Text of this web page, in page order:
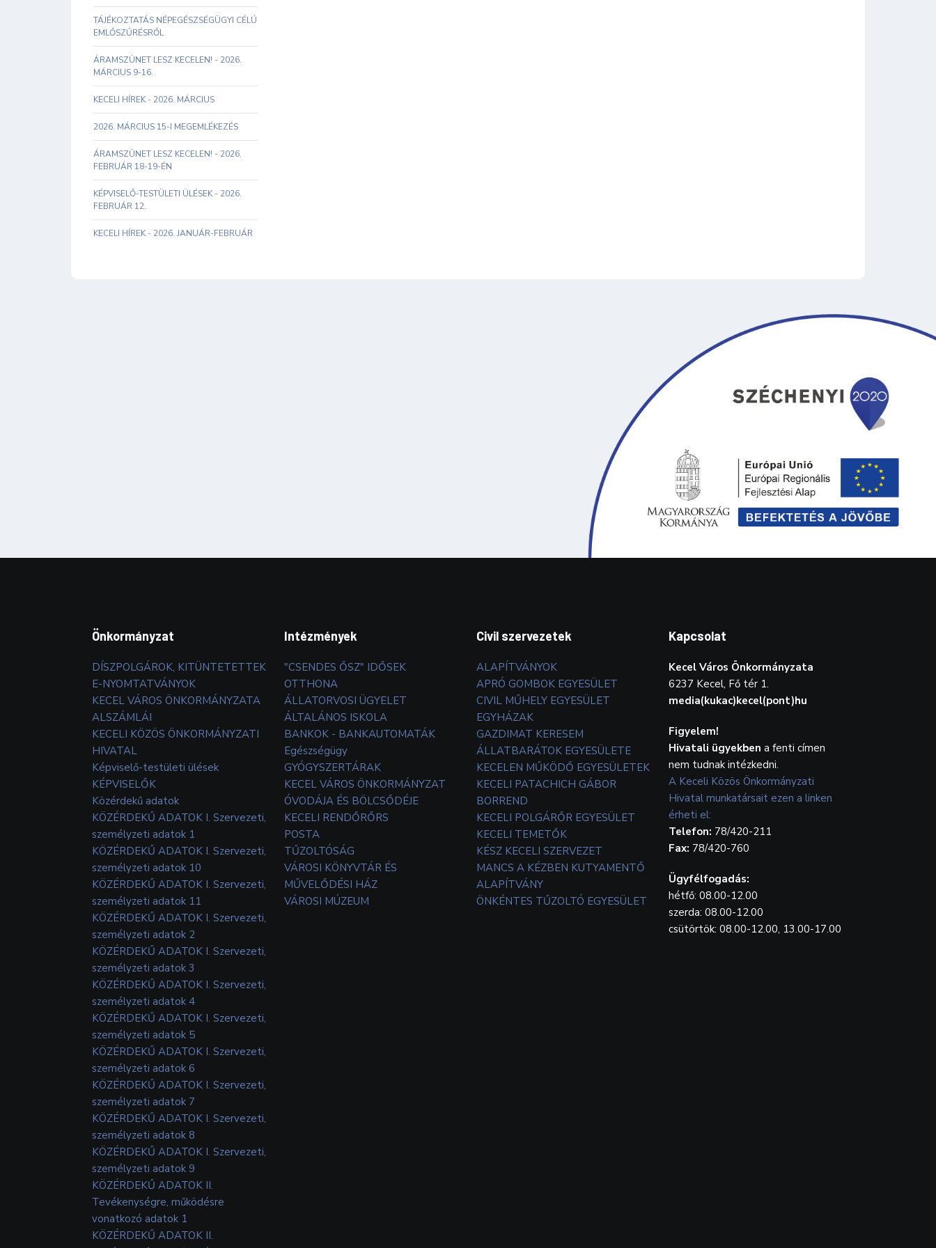
TÁJÉKOZTATÁS NÉPEGÉSZSÉGÜGYI CÉLÚ
EMLŐSZŰRÉSRŐL
ÁRAMSZÜNET LESZ KECELEN! - 2026.
MÁRCIUS 9-16.
KECELI HÍREK - 2026. MÁRCIUS
2026. MÁRCIUS 15-I MEGEMLÉKEZÉS
ÁRAMSZÜNET LESZ KECELEN! - 2026.
FEBRUÁR 18-19-ÉN
KÉPVISELŐ-TESTÜLETI ÜLÉSEK - 2026.
FEBRUÁR 12.
KECELI HÍREK - 2026. JANUÁR-FEBRUÁR
Önkormányzat
DÍSZPOLGÁROK, KITÜNTETETTEK
E-NYOMTATVÁNYOK
KECEL VÁROS ÖNKORMÁNYZATA
ALSZÁMLÁI
KECELI KÖZÖS ÖNKORMÁNYZATI
HIVATAL
Képviselő-testületi ülések
KÉPVISELŐK
Közérdekű adatok
KÖZÉRDEKŰ ADATOK I. Szervezeti,
személyzeti adatok 1
KÖZÉRDEKŰ ADATOK I. Szervezeti,
személyzeti adatok 10
KÖZÉRDEKŰ ADATOK I. Szervezeti,
személyzeti adatok 11
KÖZÉRDEKŰ ADATOK I. Szervezeti,
személyzeti adatok 2
KÖZÉRDEKŰ ADATOK I. Szervezeti,
személyzeti adatok 3
KÖZÉRDEKŰ ADATOK I. Szervezeti,
személyzeti adatok 4
KÖZÉRDEKŰ ADATOK I. Szervezeti,
személyzeti adatok 5
KÖZÉRDEKŰ ADATOK I. Szervezeti,
személyzeti adatok 6
KÖZÉRDEKŰ ADATOK I. Szervezeti,
személyzeti adatok 7
KÖZÉRDEKŰ ADATOK I. Szervezeti,
személyzeti adatok 8
KÖZÉRDEKŰ ADATOK I. Szervezeti,
személyzeti adatok 9
KÖZÉRDEKŰ ADATOK II.
Tevékenységre, működésre
vonatkozó adatok 1
KÖZÉRDEKŰ ADATOK II.
Intézmények
"CSENDES ŐSZ" IDŐSEK
OTTHONA
ÁLLATORVOSI ÜGYELET
ÁLTALÁNOS ISKOLA
BANKOK - BANKAUTOMATÁK
Egészségügy
GYÓGYSZERTÁRAK
KECEL VÁROS ÖNKORMÁNYZAT
ÓVODÁJA ÉS BÖLCSŐDÉJE
KECELI RENDŐRŐRS
POSTA
TŰZOLTÓSÁG
VÁROSI KÖNYVTÁR ÉS
MŰVELŐDÉSI HÁZ
VÁROSI MÚZEUM
Civil szervezetek
ALAPÍTVÁNYOK
APRÓ GOMBOK EGYESÜLET
CIVIL MŰHELY EGYESÜLET
EGYHÁZAK
GAZDIMAT KERESEM
ÁLLATBARÁTOK EGYESÜLETE
KECELEN MŰKÖDŐ EGYESÜLETEK
KECELI PATACHICH GÁBOR
BORREND
KECELI POLGÁRŐR EGYESÜLET
KECELI TEMETŐK
KÉSZ KECELI SZERVEZET
MANCS A KÉZBEN KUTYAMENTŐ
ALAPÍTVÁNY
ÖNKÉNTES TŰZOLTÓ EGYESÜLET
Kapcsolat
Kecel Város Önkormányzata
6237 Kecel, Fő tér 1.
media(kukac)kecel(pont)hu
Figyelem!
Hivatali ügyekben a fenti címen
nem tudnak intézkedni.
A Keceli Közös Önkormányzati
Hivatal munkatársait ezen a linken
érheti el:
Telefon: 78/420-211
Fax: 78/420-760
Ügyfélfogadás:
hétfő: 08.00-12.00
szerda: 08.00-12.00
csütörtök: 08.00-12.00, 13.00-17.00